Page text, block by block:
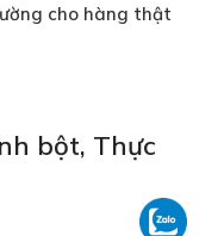
cho hàng thật
bột, Thực